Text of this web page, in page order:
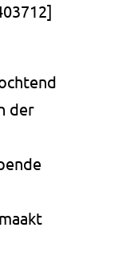
der